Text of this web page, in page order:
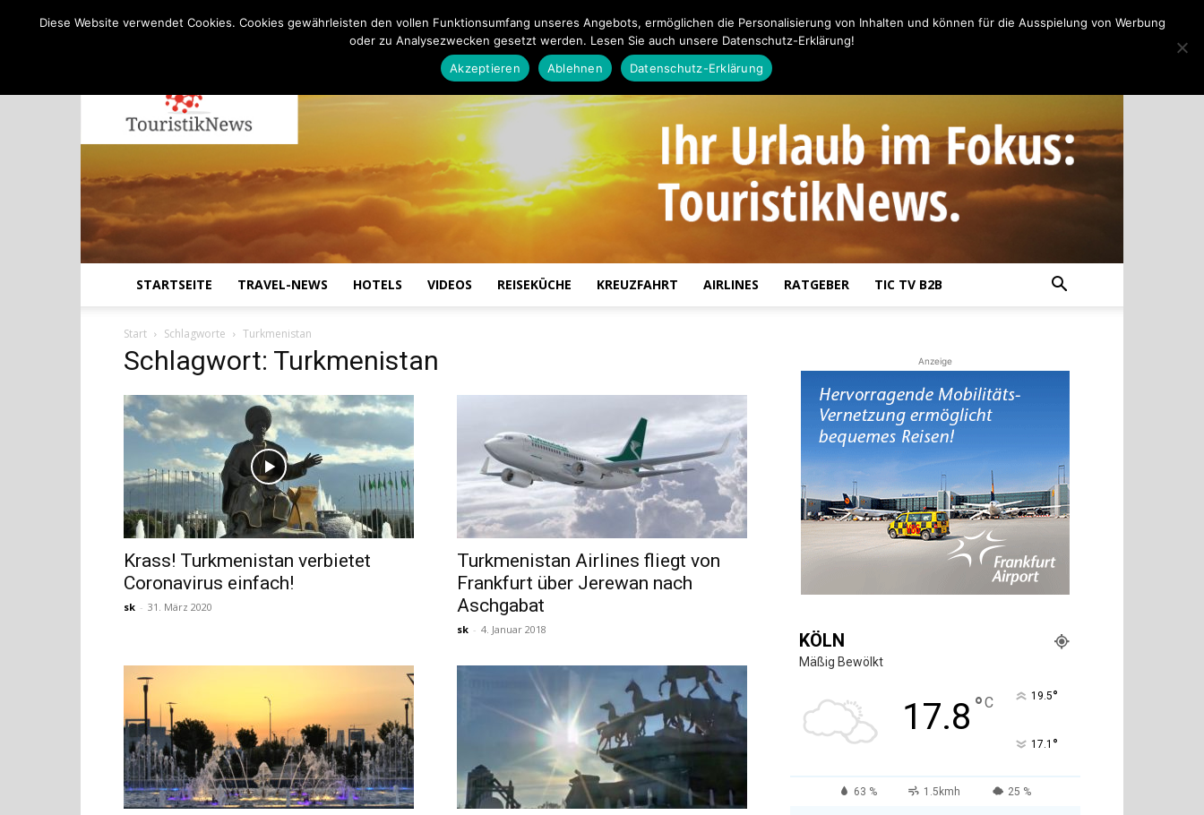
|
Touristiknews
und
Reiseempfehlungen.
STARTSEITE TRAVEL-NEWS HOTELS VIDEOS REISEKÜCHE KREUZFAHRT AIRLINES RATGEBER TIC TV B2B
Start Schlagworte Turkmenistan
Schlagwort: Turkmenistan
Krass! Turkmenistan verbietet
Coronavirus einfach!
sk - 31. März 2020
Turkmenistan Airlines fliegt von
Frankfurt über Jerewan nach
Aschgabat
sk - 4. Januar 2018
Anzeige
KÖLN
Mäßig Bewölkt
17.8 °C 19.5°
17.1 °
63 % 1.5kmh 25 %
Diese Website verwendet Cookies. Cookies gewährleisten den vollen Funktionsumfang unseres Angebots, ermöglichen die Personalisierung von Inhalten und können für die Ausspielung von Werbung
oder zu Analysezwecken gesetzt werden. Lesen Sie auch unsere Datenschutz-Erklärung!
Akzeptieren
Ablehnen Datenschutz-Erklärung